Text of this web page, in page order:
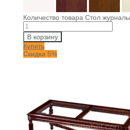
Количество товара Стол
В корзину
Купить
Скидка 5%